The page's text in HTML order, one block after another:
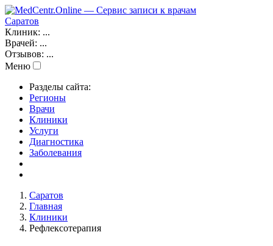
Саратов
Клиник: ...
Врачей: ...
Отзывов: ...
Меню
Разделы сайта:
Регионы
Врачи
Клиники
Услуги
Диагностика
Заболевания
Саратов
Главная
Клиники
Рефлексотерапия